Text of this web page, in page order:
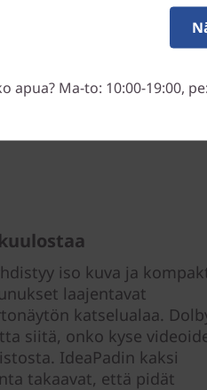
suorituskykyä, mikä
varustetuilta
iso kuva ja
laajentavat
katselualaa.
siitä, onko kyse
IdeaPadin kaksi
takaavat, että pidät
apua? Ma-to: 10:00-19:00,